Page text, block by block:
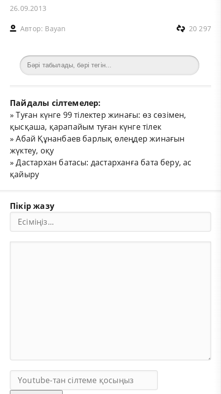
26.09.2013
Автор: Bayan 20 297
Пайдалы сілтемелер:
»Туған күнге 99 тілектер жинағы: өз сөзімен,
қысқаша, қарапайым туған күнге тілек
»Абай Құнанбаев барлық өлеңдер жинағын
жүктеу, оқу
»Дастархан батасы: дастарханға бата беру, ас
қайыру
Пікір жазу